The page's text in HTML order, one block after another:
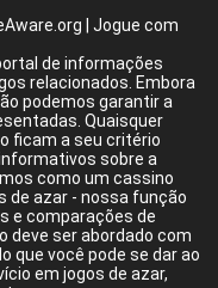
| Jogue com
de informações
relacionados. Embora
podemos garantir a
Quaisquer
ficam a seu critério
sobre a
como um cassino
de azar - nossa função
e comparações de
deve ser abordado com
que você pode se dar ao
em jogos de azar,